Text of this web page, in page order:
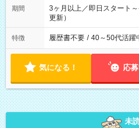
期間
3ヶ月以上／即日スタート
更新）
特徴 履歴書不要 / 40～50代活躍
気になる！ 応
未